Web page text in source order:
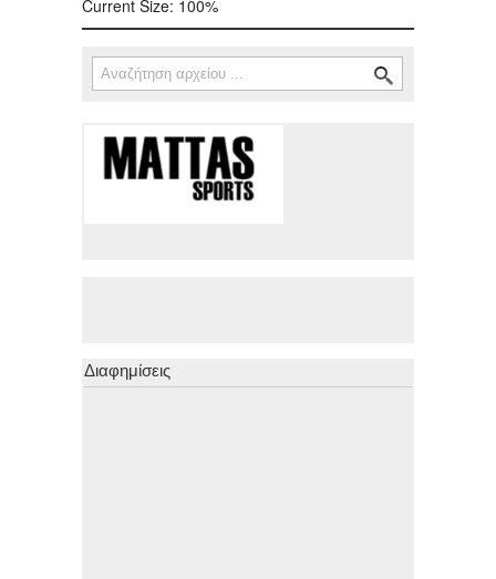
Current Size: 100%
Φόρμα αναζήτησης
Αναζήτηση
Διαφημίσεις